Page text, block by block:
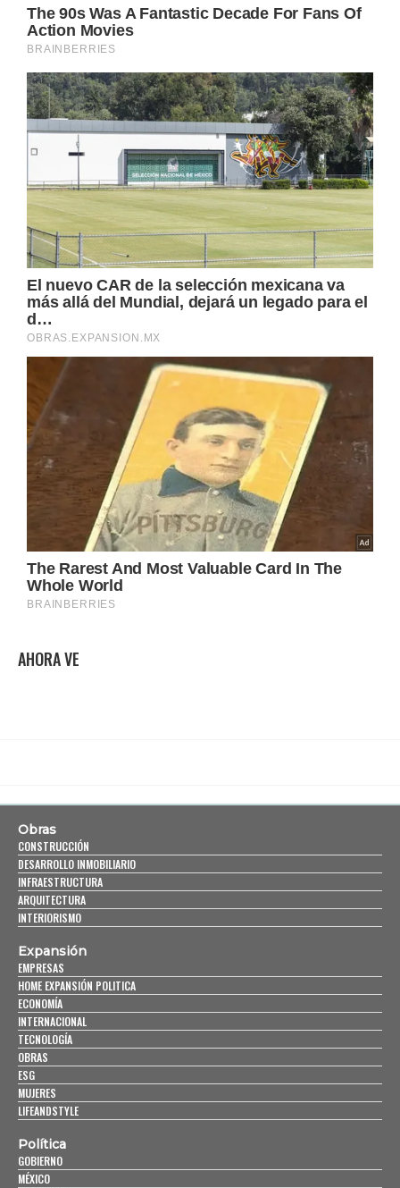
AHORA VE
Obras
CONSTRUCCIÓN
DESARROLLO INMOBILIARIO
INFRAESTRUCTURA
ARQUITECTURA
INTERIORISMO
Expansión
EMPRESAS
HOME EXPANSIÓN POLITICA
ECONOMÍA
INTERNACIONAL
TECNOLOGÍA
OBRAS
ESG
MUJERES
LIFEANDSTYLE
Política
GOBIERNO
MÉXICO